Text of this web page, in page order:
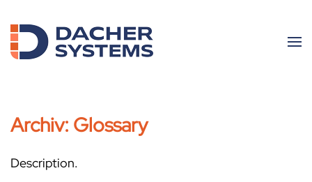
Skip to main content
Archiv: Glossary
Description.